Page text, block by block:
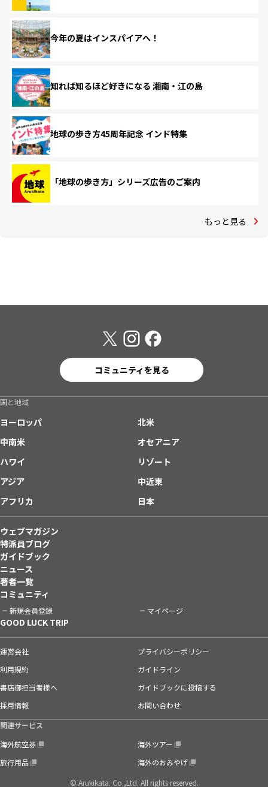
今年の夏はインスパイアへ！
知れば知るほど好きになる 湘南・江の島
地球の歩き方45周年記念 インド特集
「地球の歩き方」シリーズ広告のご案内
もっと見る
コミュニティを見る
国と地域
ヨーロッパ
北米
中南米
オセアニア
ハワイ
リゾート
アジア
中近東
アフリカ
日本
ウェブマガジン
特派員ブログ
ガイドブック
ニュース
著者一覧
コミュニティ
新規会員登録 マイページ
GOOD LUCK TRIP
運営会社
プライバシーポリシー
利用規約
ガイドライン
書店御担当者様へ
ガイドブックに投稿する
採用情報
お問い合わせ
関連サービス
海外航空券
海外ツアー
旅行用品
海外のおみやげ
© Arukikata. Co.,Ltd. All rights reserved.